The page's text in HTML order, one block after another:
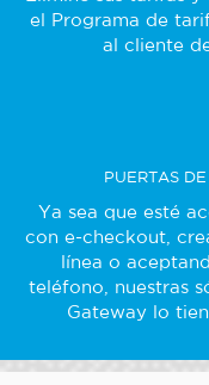
el Programa de
al cliente
PUERTAS
Ya sea que esté
con e-checkout,
línea o
teléfono, nuestras
Gateway lo